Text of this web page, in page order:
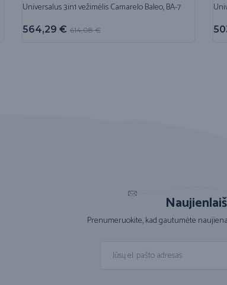
Universalus 3in1 vežimėlis Camarelo Baleo, BA-7
614,08€
564,29 €
Prenumeruokite, kad gautumėte